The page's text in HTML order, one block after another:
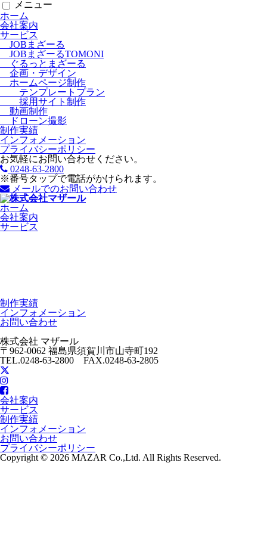
メニュー
ホーム
会社案内
サービス
JOBまざーる
JOBまざーるTOMONI
ぐるっとまざーる
企画・デザイン
ホームページ制作
テンプレートプラン
採用サイト制作
動画制作
ドローン撮影
制作実績
インフォメーション
プライバシーポリシー
お気軽にお問い合わせください。
0248-63-2800
※番号タップで電話がかけられます。
メールでのお問い合わせ
ホーム
会社案内
サービス
制作実績
インフォメーション
お問い合わせ
株式会社 マザール
〒962-0062 福島県須賀川市山寺町192
TEL.0248-63-2800 FAX.0248-63-2805
会社案内
サービス
制作実績
インフォメーション
お問い合わせ
プライバシーポリシー
Copyright © 2026 MAZAR Co.,Ltd. All Rights Reserved.